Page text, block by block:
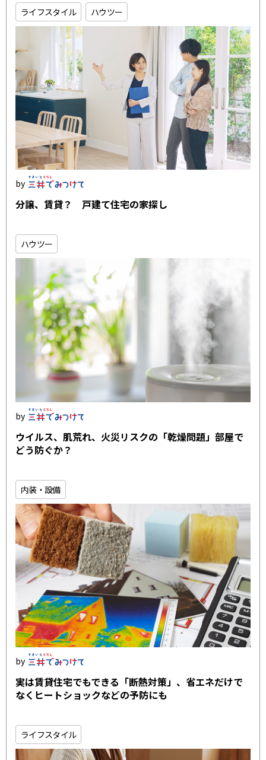
ライフスタイル ハウツー
分譲、賃貸？ 戸建て住宅の家探し
ハウツー
ウイルス、肌荒れ、火災リスクの「乾燥問題」部屋で
どう防ぐか？
内装・設備
実は賃貸住宅でもできる「断熱対策」、省エネだけで
なくヒートショックなどの予防にも
ライフスタイル